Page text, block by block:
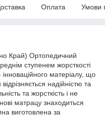
Оплата Умови
Край) Ортопедичний
ступенем жорсткості
матеріалу, що
надійністю та
та жорсткість і не
матрацу знаходиться
виготовлена за